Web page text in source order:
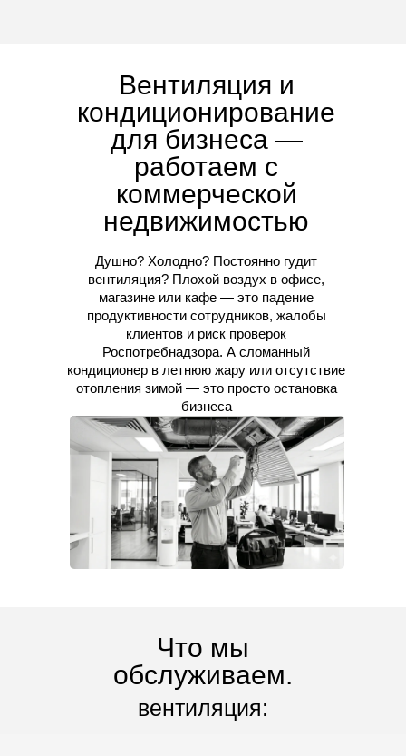
Душно? Холодно? Постоянно гудит
вентиляция? Плохой воздух в офисе,
магазине или кафе — это падение
продуктивности сотрудников, жалобы
клиентов и риск проверок
Роспотребнадзора. А сломанный
кондиционер в летнюю жару или отсутствие
отопления зимой — это просто остановка
бизнеса
Вентиляция и
кондиционирование
для бизнеса —
работаем с
коммерческой
недвижимостью
Что мы
обслуживаем.
вентиляция: